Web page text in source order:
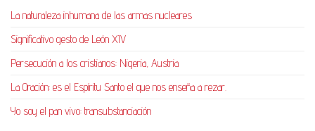
La naturaleza inhumana de las armas nucleares
Significativo gesto de León XIV
Persecución a los cristianos: Nigeria, Austria
La Oración: es el Espíritu Santo el que nos enseña a rezar.
Yo soy el pan vivo: transubstanciación